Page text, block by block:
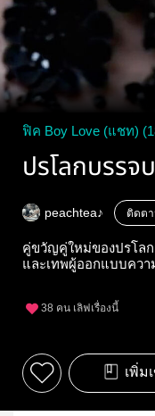
ฟิค Boy Love (แชท)
ปรโลกบรรจ
peachtea♪ ติดต
คู่ขวัญคู่ใหม่ของปรโล
และเทพผู้ออกแบบควา
38 คน เลิฟเรื่องนี้
เพิ่ม